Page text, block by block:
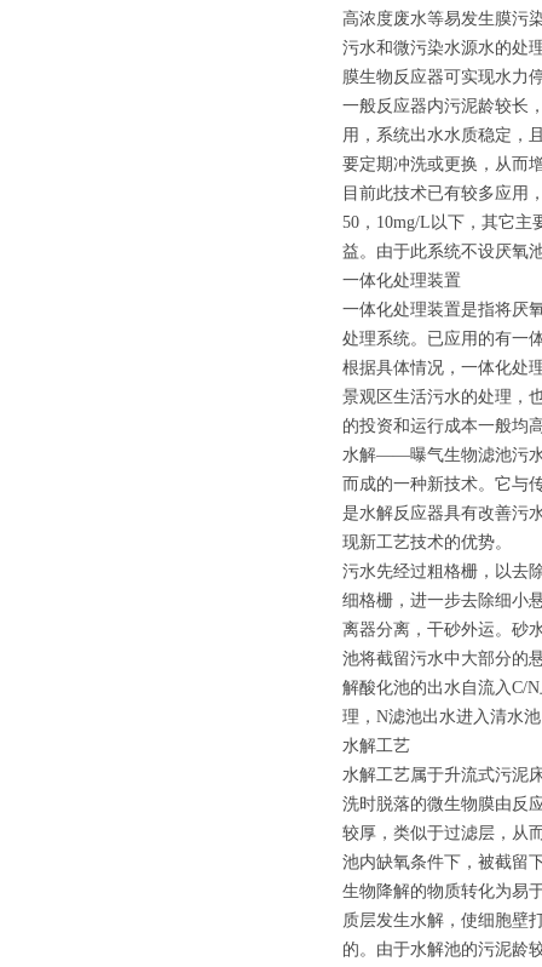
高浓度废水等易发生膜污
污水和微污染水源水的处
膜生物反应器可实现水力
一般反应器内污泥龄较长
用，系统出水水质稳定，
要定期冲洗或更换，从而
目前此技术已有较多应用
50，10mg/L以下，其它
益。由于此系统不设厌氧
一体化处理装置
一体化处理装置是指将厌
处理系统。已应用的有一
根据具体情况，一体化处
景观区生活污水的处理，
的投资和运行成本一般均
水解——曝气生物滤池污水
而成的一种新技术。它与
是水解反应器具有改善污
现新工艺技术的优势。
污水先经过粗格栅，以去
细格栅，进一步去除细小
离器分离，干砂外运。砂
池将截留污水中大部分的
解酸化池的出水自流入C/
理，N滤池出水进入清水
水解工艺
水解工艺属于升流式污泥
洗时脱落的微生物膜由反
较厚，类似于过滤层，从
池内缺氧条件下，被截留
生物降解的物质转化为易
质层发生水解，使细胞壁
的。由于水解池的污泥龄